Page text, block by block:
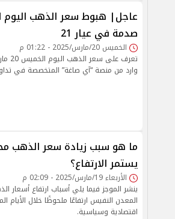
صدمة في عيار 21
الخميس 20/مارس/2025 - 01:22 م
وارد من منصة “آي صاغة” المتخصصة في
ما هو سبب زيادة سعر الذهب
يستمر الارتفاع؟
الأربعاء 19/مارس/2025 - 02:09 م
ينشر الموجز فيما يلي أسباب ارتفاع أسعار
المعدن النفيس ارتفاعًا ملحوظًا خلال الأيام
اقتصادية وسياسية.